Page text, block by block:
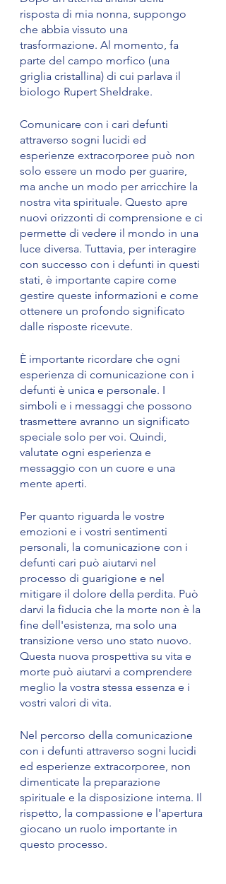
risposta di mia nonna, suppongo
che abbia vissuto una
trasformazione. Al momento, fa
parte del campo morfico (una
griglia cristallina) di cui parlava il
biologo Rupert Sheldrake.
Comunicare con i cari defunti
attraverso sogni lucidi ed
esperienze extracorporee può non
solo essere un modo per guarire,
ma anche un modo per arricchire la
nostra vita spirituale. Questo apre
nuovi orizzonti di comprensione e ci
permette di vedere il mondo in una
luce diversa. Tuttavia, per interagire
con successo con i defunti in questi
stati, è importante capire come
gestire queste informazioni e come
ottenere un profondo significato
dalle risposte ricevute.
È importante ricordare che ogni
esperienza di comunicazione con i
defunti è unica e personale. I
simboli e i messaggi che possono
trasmettere avranno un significato
speciale solo per voi. Quindi,
valutate ogni esperienza e
messaggio con un cuore e una
mente aperti.
Per quanto riguarda le vostre
emozioni e i vostri sentimenti
personali, la comunicazione con i
defunti cari può aiutarvi nel
processo di guarigione e nel
mitigare il dolore della perdita. Può
darvi la fiducia che la morte non è la
fine dell'esistenza, ma solo una
transizione verso uno stato nuovo.
Questa nuova prospettiva su vita e
morte può aiutarvi a comprendere
meglio la vostra stessa essenza e i
vostri valori di vita.
Nel percorso della comunicazione
con i defunti attraverso sogni lucidi
ed esperienze extracorporee, non
dimenticate la preparazione
spirituale e la disposizione interna. Il
rispetto, la compassione e l'apertura
giocano un ruolo importante in
questo processo.